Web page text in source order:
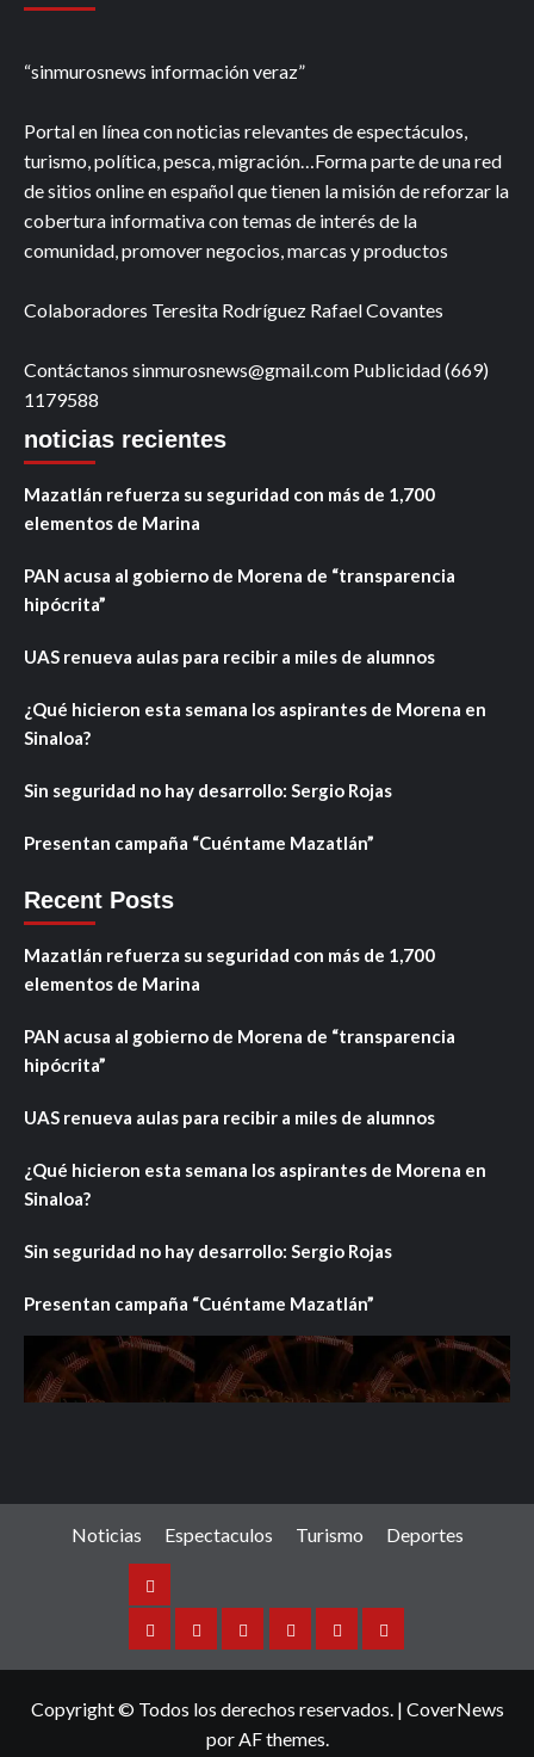
“sinmurosnews información veraz”
Portal en línea con noticias relevantes de espectáculos,
turismo, política, pesca, migración…Forma parte de una red
de sitios online en español que tienen la misión de reforzar la
cobertura informativa con temas de interés de la
comunidad, promover negocios, marcas y productos
Colaboradores Teresita Rodríguez Rafael Covantes
Contáctanos sinmurosnews@gmail.com Publicidad (669)
1179588
noticias recientes
Mazatlán refuerza su seguridad con más de 1,700
elementos de Marina
PAN acusa al gobierno de Morena de “transparencia
hipócrita”
UAS renueva aulas para recibir a miles de alumnos
¿Qué hicieron esta semana los aspirantes de Morena en
Sinaloa?
Sin seguridad no hay desarrollo: Sergio Rojas
Presentan campaña “Cuéntame Mazatlán”
Recent Posts
Mazatlán refuerza su seguridad con más de 1,700
elementos de Marina
PAN acusa al gobierno de Morena de “transparencia
hipócrita”
UAS renueva aulas para recibir a miles de alumnos
¿Qué hicieron esta semana los aspirantes de Morena en
Sinaloa?
Sin seguridad no hay desarrollo: Sergio Rojas
Presentan campaña “Cuéntame Mazatlán”
Noticias Espectaculos Turismo Deportes
Noticias
SinaloaNacionalInternacionalEspectaculos
TurismoDeportes
Copyright © Todos los derechos reservados. | CoverNews
por AF themes.